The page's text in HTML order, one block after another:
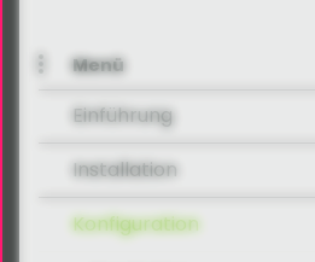
Menü
Einführung
Installation
Konfiguration